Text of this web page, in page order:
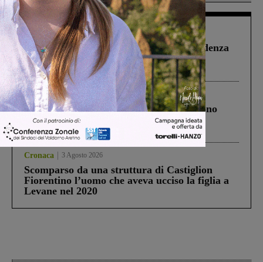
Figline Incisa Valdarno 1 Agosto 2026
Piscina di Figline finanziata oltre la scadenza
Pnrr, il gruppo di Fratelli d’Italia: “Un
ringraziamento al Governo”
Cronaca 4 Agosto 2026
Un anno fa la strage in A1 in cui morirono
Gianni, Giulia e Franco. Lo schianto, il
processo, lo stop ai sorpassi fra tir....
Cronaca 3 Agosto 2026
Scomparso da una struttura di Castiglion
Fiorentino l’uomo che aveva ucciso la figlia a
Levane nel 2020